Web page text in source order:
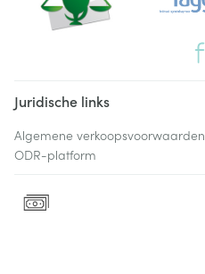
Juridische links
Algemene verkoopsvoorwaarden
ODR-platform